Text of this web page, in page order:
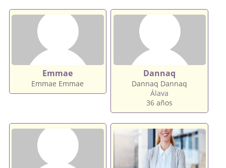
Emmae
Emmae Emmae
Dannaq
Dannaq Dannaq
Álava
36 años